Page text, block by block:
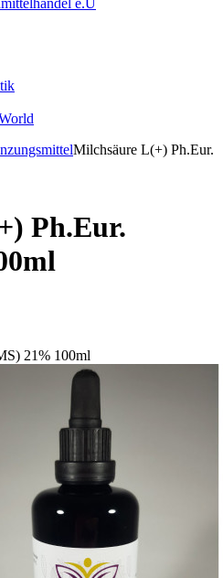
e.U
Milchsäure L(+) Ph.Eur.
Ph.Eur.